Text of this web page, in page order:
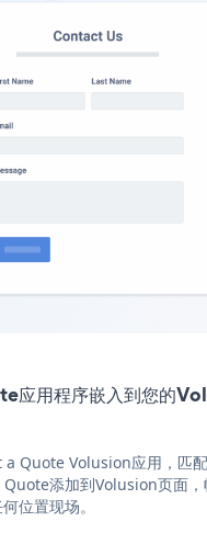
应用程序嵌入到您的
Quote Volusion应用，匹
添加到Volusion页面，
位置现场。